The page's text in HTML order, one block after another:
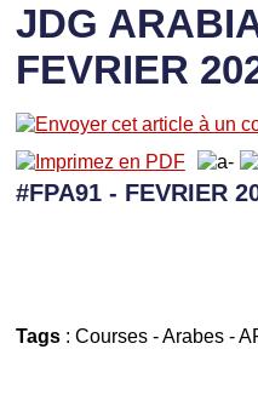
JDG
FEVRIER
#FPA91 - FEVRIER
Tags: Courses-Arabes-